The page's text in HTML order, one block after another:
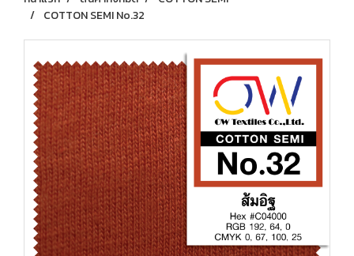
COTTON SEMI No.32